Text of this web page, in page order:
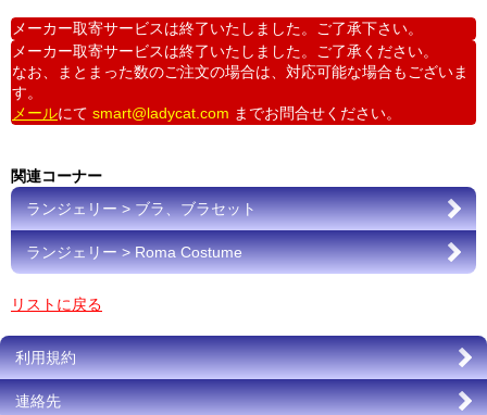
メーカー取寄サービスは終了いたしました。ご了承下さい。
メーカー取寄サービスは終了いたしました。ご了承ください。
なお、まとまった数のご注文の場合は、対応可能な場合もございま
す。
メールにて smart@ladycat.com までお問合せください。
関連コーナー
ランジェリー > ブラ、ブラセット
ランジェリー > Roma Costume
リストに戻る
利用規約
連絡先